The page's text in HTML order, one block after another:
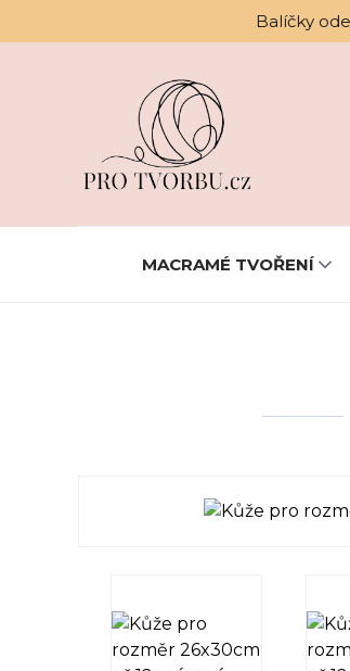
Balíčky
MACRAMÉ TVOŘENÍ